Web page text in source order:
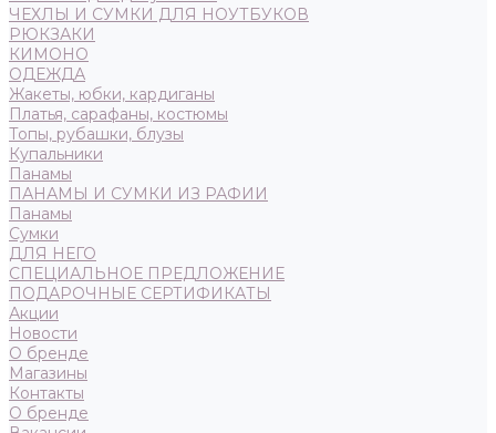
ЧЕХЛЫ И СУМКИ ДЛЯ НОУТБУКОВ
РЮКЗАКИ
КИМОНО
ОДЕЖДА
Жакеты, юбки, кардиганы
Платья, сарафаны, костюмы
Топы, рубашки, блузы
Купальники
Панамы
ПАНАМЫ И СУМКИ ИЗ РАФИИ
Панамы
Сумки
ДЛЯ НЕГО
СПЕЦИАЛЬНОЕ ПРЕДЛОЖЕНИЕ
ПОДАРОЧНЫЕ СЕРТИФИКАТЫ
Акции
Новости
О бренде
Магазины
Контакты
О бренде